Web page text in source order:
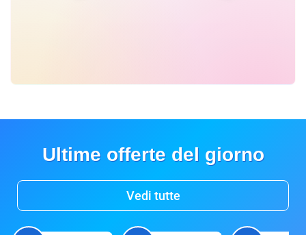
Ultime offerte del giorno
Vedi tutte